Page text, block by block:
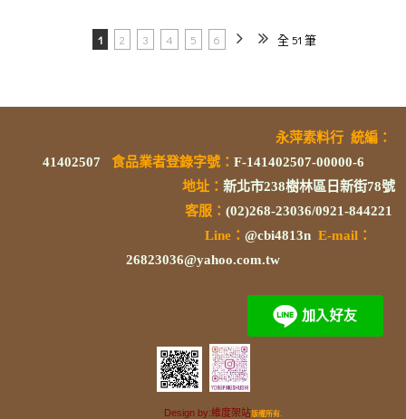
1 2 3 4 5 6 全 51 筆
永萍素料行 統編 ：
41402507
食品業者登錄字號： F-141402507-00000-6
地址： 新北市238樹林區日新街78號
客服： (02)268-23036/0921-844221
Line： @cbi4813n E-mail：
26823036@yahoo.com.tw
Design by:維度架站版權所有.